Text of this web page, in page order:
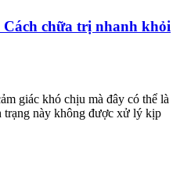
chữa trị nhanh khỏi
giác khó chịu mà đây có thể là
trạng này không được xử lý kịp